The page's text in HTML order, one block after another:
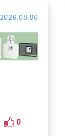
2026.08.06
0